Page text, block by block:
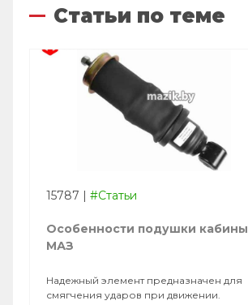
Статьи по теме
15787 | #Статьи
Особенности подушки кабины
МАЗ
Надежный элемент предназначен для
смягчения ударов при движении.